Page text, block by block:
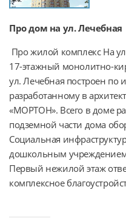
Про дом на ул. Лечебная
17-этажный монолитно-
ул. Лечебная построен по
разработанному в
«МОРТОН». Всего в доме
подземной части дома
Социальная
дошкольным
Первый нежилой этаж